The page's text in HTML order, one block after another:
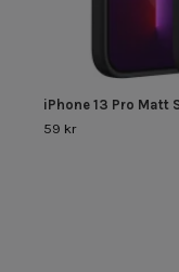
iPhone 13 Pro Matt
59 kr